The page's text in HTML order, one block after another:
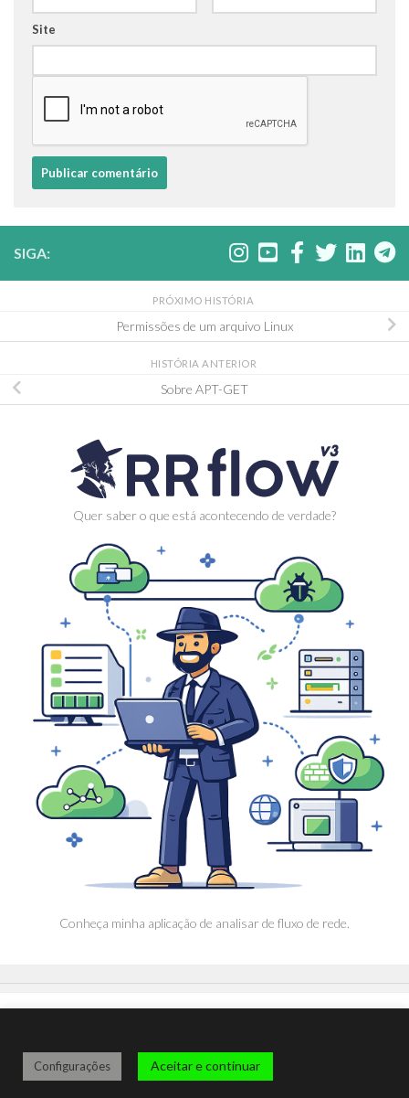
Site
SIGA:
PRÓXIMO HISTÓRIA
Permissões de um arquivo Linux
HISTÓRIA ANTERIOR
Sobre APT-GET
Quer saber o que está acontecendo de verdade?
Conheça minha aplicação de analisar de fluxo de rede.
Configurações Aceitar e continuar